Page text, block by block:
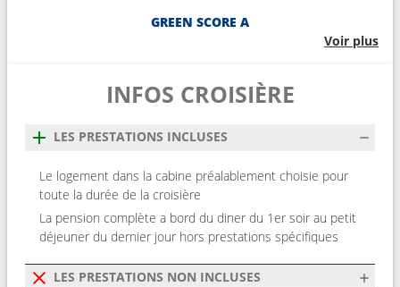
GREEN SCORE A
Voir plus
INFOS CROISIÈRE
LES PRESTATIONS INCLUSES
Le logement dans la cabine préalablement choisie pour
toute la durée de la croisière
La pension complète a bord du diner du 1er soir au petit
déjeuner du dernier jour hors prestations spécifiques
LES PRESTATIONS NON INCLUSES